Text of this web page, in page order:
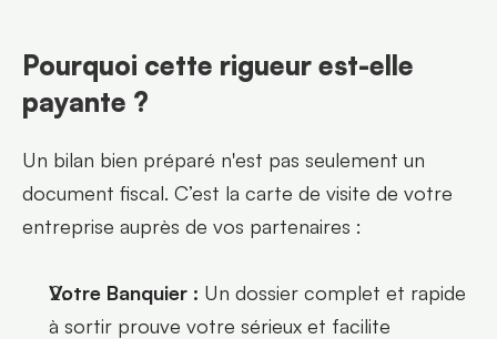
Pourquoi cette rigueur est-elle
payante ?
Un bilan bien préparé n'est pas seulement un
document fiscal. C’est la carte de visite de votre
entreprise auprès de vos partenaires :
Votre Banquier : Un dossier complet et rapide
à sortir prouve votre sérieux et facilite